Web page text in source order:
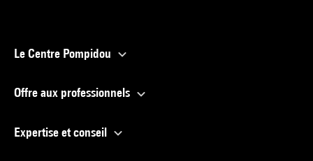
Le Centre Pompidou
Offre aux professionnels
Expertise et conseil